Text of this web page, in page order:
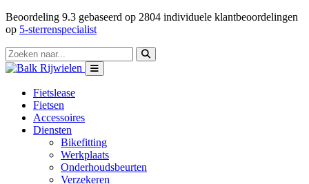
Beoordeling 9.3 gebaseerd op 2804 individuele klantbeoordelingen
op 5-sterrenspecialist
Fietslease
Fietsen
Accessoires
Diensten
Bikefitting
Werkplaats
Onderhoudsbeurten
Verzekeren